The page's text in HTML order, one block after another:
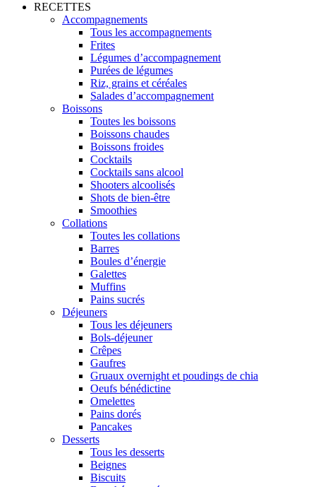
RECETTES
Accompagnements
Tous les accompagnements
Frites
Légumes d’accompagnement
Purées de légumes
Riz, grains et céréales
Salades d’accompagnement
Boissons
Toutes les boissons
Boissons chaudes
Boissons froides
Cocktails
Cocktails sans alcool
Shooters alcoolisés
Shots de bien-être
Smoothies
Collations
Toutes les collations
Barres
Boules d’énergie
Galettes
Muffins
Pains sucrés
Déjeuners
Tous les déjeuners
Bols-déjeuner
Crêpes
Gaufres
Gruaux overnight et poudings de chia
Oeufs bénédictine
Omelettes
Pains dorés
Pancakes
Desserts
Tous les desserts
Beignes
Biscuits